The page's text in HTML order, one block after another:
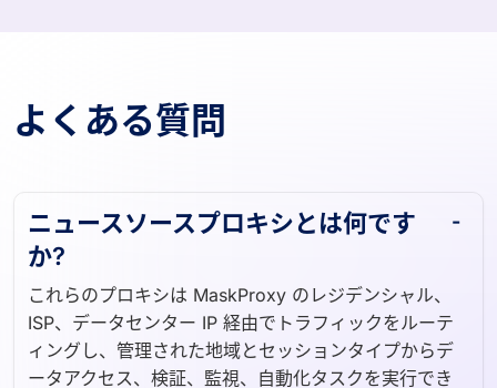
よくある質問
ニュースソースプロキシとは何です
か?
これらのプロキシは MaskProxy のレジデンシャル、
ISP、データセンター IP 経由でトラフィックをルーテ
ィングし、管理された地域とセッションタイプからデ
ータアクセス、検証、監視、自動化タスクを実行でき